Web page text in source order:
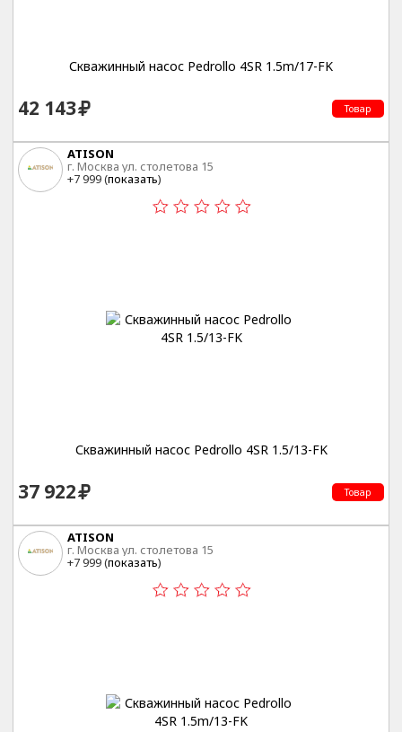
Скважинный насос Pedrollo 4SR 1.5m/17-FK
42 143 Товар
ATISON
г. Москва ул. столетова 15
+7 999 (показать)
Скважинный насос Pedrollo 4SR 1.5/13-FK
37 922 Товар
ATISON
г. Москва ул. столетова 15
+7 999 (показать)